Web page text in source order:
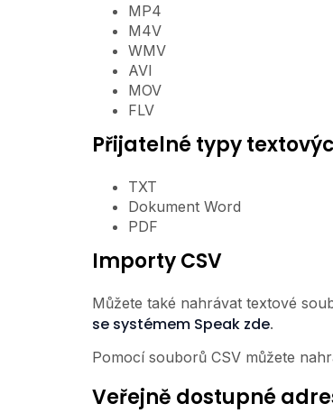
MP4
M4V
WMV
AVI
MOV
FLV
Přijatelné typy
TXT
Dokument Word
PDF
Importy CSV
Můžete také nahrávat textové
se systémem Speak zde.
Pomocí souborů CSV můžete
Veřejně dostupné